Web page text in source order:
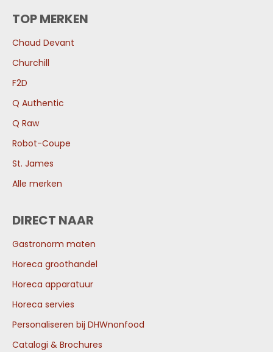
TOP MERKEN
Chaud Devant
Churchill
F2D
Q Authentic
Q Raw
Robot-Coupe
St. James
Alle merken
DIRECT NAAR
Gastronorm maten
Horeca groothandel
Horeca apparatuur
Horeca servies
Personaliseren bij DHWnonfood
Catalogi & Brochures